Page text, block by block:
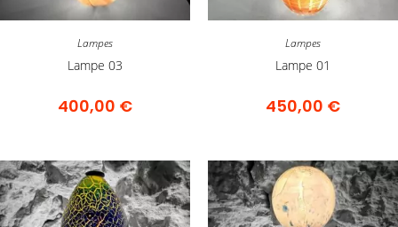
Lampes
Lampe 03
400,00 €
Lampes
Lampe 01
450,00 €